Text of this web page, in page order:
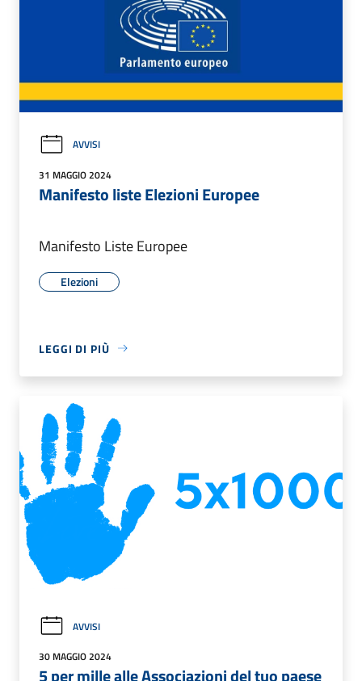
AVVISI
31 MAGGIO 2024
Manifesto liste Elezioni Europee
Manifesto Liste Europee
Elezioni
LEGGI DI PIÙ
AVVISI
30 MAGGIO 2024
5 per mille alle Associazioni del tuo paese